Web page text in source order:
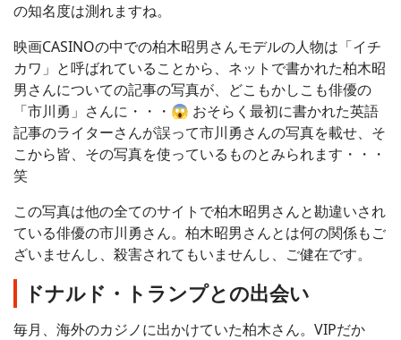
の知名度は測れますね。
映画CASINOの中での柏木昭男さんモデルの人物は「イチ
カワ」と呼ばれていることから、ネットで書かれた柏木昭
男さんについての記事の写真が、どこもかしこも俳優の
「市川勇」さんに・・・😱 おそらく最初に書かれた英語
記事のライターさんが誤って市川勇さんの写真を載せ、そ
こから皆、その写真を使っているものとみられます・・・
笑
この写真は他の全てのサイトで柏木昭男さんと勘違いされ
ている俳優の市川勇さん。柏木昭男さんとは何の関係もご
ざいませんし、殺害されてもいませんし、ご健在です。
ドナルド・トランプとの出会い
毎月、海外のカジノに出かけていた柏木さん。VIPだか